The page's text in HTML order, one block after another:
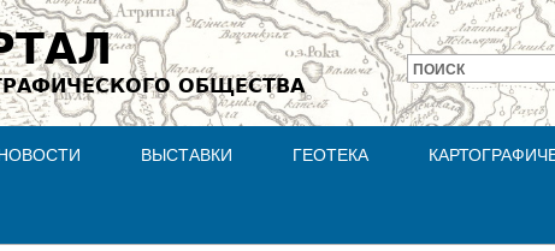
Jump to navigation
ОБЩЕСТВА
Форма
поиска
ПОИСК
ВЫСТАВКИ ГЕОТЕКА